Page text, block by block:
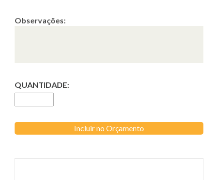
Observações:
QUANTIDADE:
Incluir no Orçamento